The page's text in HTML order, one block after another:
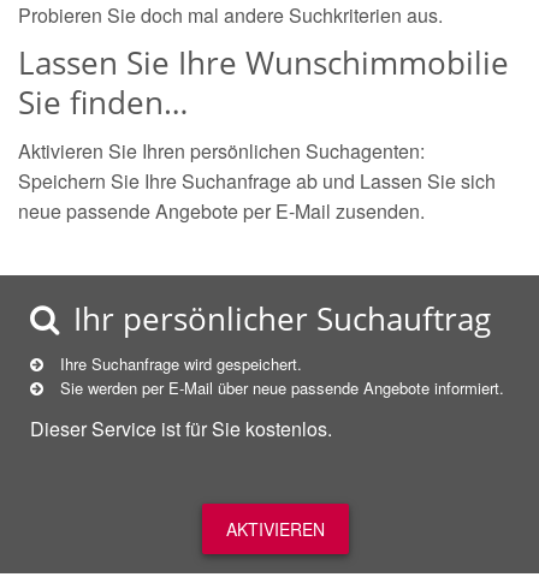
Probieren Sie doch mal andere Suchkriterien aus.
Lassen Sie Ihre Wunschimmobilie
Sie finden…
Aktivieren Sie Ihren persönlichen Suchagenten:
Speichern Sie Ihre Suchanfrage ab und Lassen Sie sich
neue passende Angebote per E-Mail zusenden.
Ihr persönlicher Suchauftrag
Ihre Suchanfrage wird gespeichert.
Sie werden per E-Mail über neue passende Angebote informiert.
Dieser Service ist für Sie kostenlos.
AKTIVIEREN